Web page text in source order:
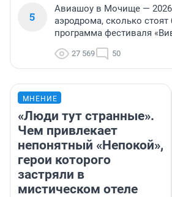
5
Авиашоу в Мочище —
аэродрома, сколько
программа фестиваля
27 569 50
МНЕНИЕ
«Люди тут странные».
Чем привлекает
непонятный «Непокой»,
герои которого
застряли в
мистическом отеле